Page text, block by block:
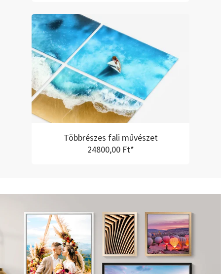
Többrészes fali művészet
24800,00 Ft*